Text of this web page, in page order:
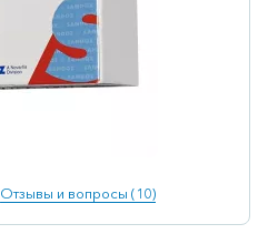
Отзывы и вопросы (10)